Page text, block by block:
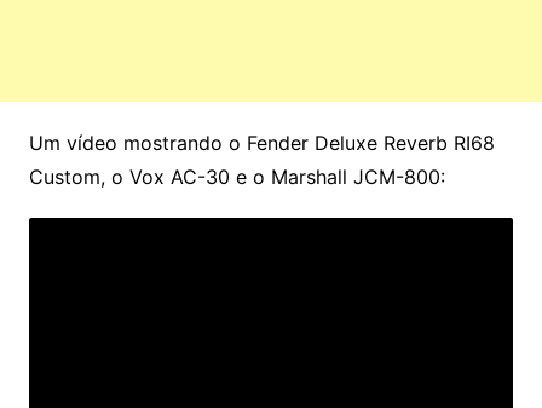
Um vídeo mostrando o Fender Deluxe Reverb RI68
Custom, o Vox AC-30 e o Marshall JCM-800: